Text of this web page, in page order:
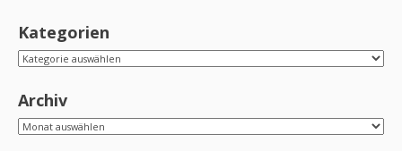
Kategorien
Kategorien
Archiv
Archiv